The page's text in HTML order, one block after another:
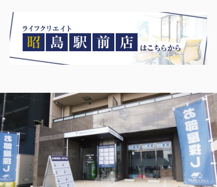
日野市の不動産会社 賃貸のことなら株式会社ライフクリエ
イト豊田駅前店
2026.08.05
日野・豊田・八王子の賃貸物件情報をUPしました！
6.5万円
東京都日野市高幡680-12
京王線 高幡不動駅 徒歩6分
物件詳細へ
日野市の不動産会社 賃貸のことなら株式会社ライフクリエ
イト豊田駅前店